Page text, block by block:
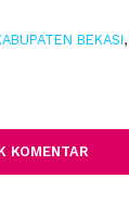
BEKASI,
KOMENTAR